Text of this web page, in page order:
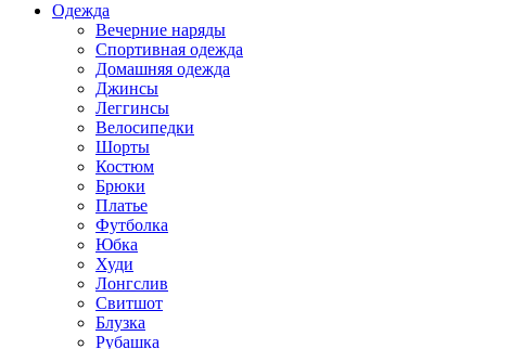
Одежда
Вечерние наряды
Спортивная одежда
Домашняя одежда
Джинсы
Леггинсы
Велосипедки
Шорты
Костюм
Брюки
Платье
Футболка
Юбка
Худи
Лонгслив
Свитшот
Блузка
Рубашка